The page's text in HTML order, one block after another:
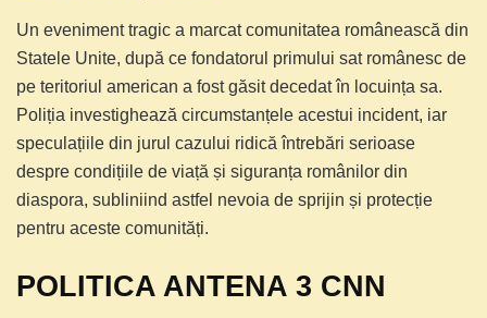
Un eveniment tragic a marcat comunitatea românească din
Statele Unite, după ce fondatorul primului sat românesc de
pe teritoriul american a fost găsit decedat în locuința sa.
Poliția investighează circumstanțele acestui incident, iar
speculațiile din jurul cazului ridică întrebări serioase
despre condițiile de viață și siguranța românilor din
diaspora, subliniind astfel nevoia de sprijin și protecție
pentru aceste comunități.
POLITICA ANTENA 3 CNN